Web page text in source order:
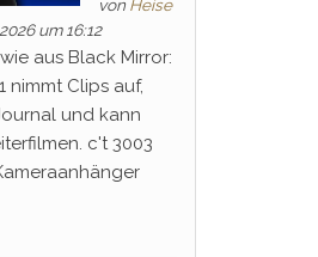
vonHeise
um 16:12
aus Black Mirror:
nimmt Clips auf,
und kann
c't 3003